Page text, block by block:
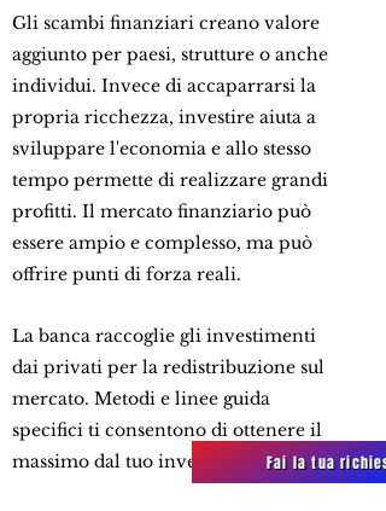
Gli scambi finanziari creano valore
aggiunto per paesi, strutture o anche
individui. Invece di accaparrarsi la
propria ricchezza, investire aiuta a
sviluppare l'economia e allo stesso
tempo permette di realizzare grandi
profitti. Il mercato finanziario può
essere ampio e complesso, ma può
offrire punti di forza reali.
La banca raccoglie gli investimenti
dai privati per la redistribuzione sul
mercato. Metodi e linee guida
specifici ti consentono di ottenere il
massimo dal tuo investimento.Fai la tua